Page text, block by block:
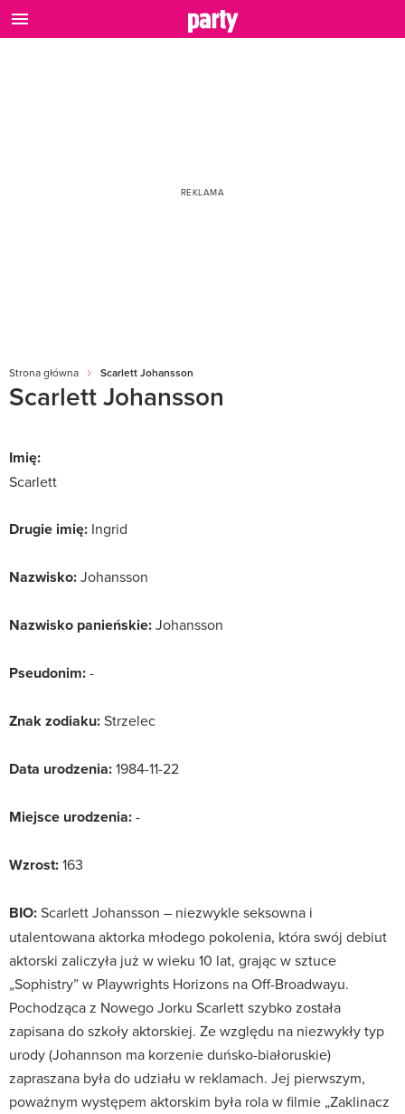
Strona główna Scarlett Johansson
Scarlett Johansson
Imię:
Scarlett
Drugie imię: Ingrid
Nazwisko:Johansson
Nazwisko panieńskie:Johansson
Pseudonim:-
Znak zodiaku:Strzelec
Data urodzenia:1984-11-22
Miejsce urodzenia:-
Wzrost:163
BIO:Scarlett Johansson – niezwykle seksowna i
utalentowana aktorka młodego pokolenia, która swój debiut
aktorski zaliczyła już w wieku 10 lat, grając w sztuce
„Sophistry” w Playwrights Horizons na Off-Broadwayu.
Pochodząca z Nowego Jorku Scarlett szybko została
zapisana do szkoły aktorskiej. Ze względu na niezwykły typ
urody (Johannson ma korzenie duńsko-białoruskie)
zapraszana była do udziału w reklamach. Jej pierwszym,
poważnym występem aktorskim była rola w filmie „Zaklinacz